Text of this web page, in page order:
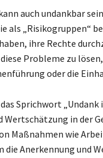
auch undankbar
als „Risikogruppen“
ihre Rechte
Probleme zu
oder die
Sprichwort
Wertschätzung in der
Maßnahmen wie
die Anerkennung und